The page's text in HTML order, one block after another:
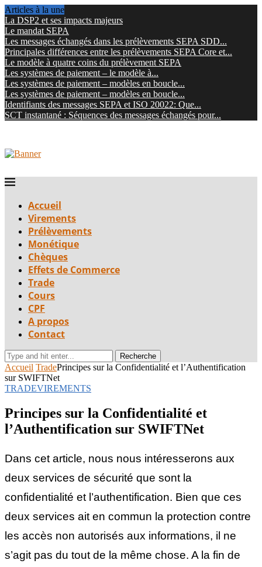
Articles à la une
La DSP2 et ses impacts majeurs
Le mandat SEPA
Les messages échangés dans les prélèvements SEPA SDD...
Principales différences entre les prélèvements SEPA Core et...
Le modèle à quatre coins du prélèvement SEPA
Les systèmes de paiement – le modèle à...
Les systèmes de paiement – modèles en boucle...
Les systèmes de paiement – modèles en boucle...
Identifiants des messages SEPA et ISO 20022: Que...
SCT instantané : Séquences des messages échangés pour...
Accueil
Virements
Prélèvements
Monétique
Chèques
Effets de Commerce
Trade
Cours
CPF
A propos
Contact
Recherche
Accueil TradePrincipes sur la Confidentialité et l’Authentification
sur SWIFTNet
TRADEVIREMENTS
Principes sur la Confidentialité et
l’Authentification sur SWIFTNet
Dans cet article, nous nous intéresserons aux
deux services de sécurité que sont la
confidentialité et l’authentification. Bien que ces
deux services ait en commun la protection contre
les accès non autorisés aux informations, il ne
s’agit pas du tout de la même chose. A la fin de